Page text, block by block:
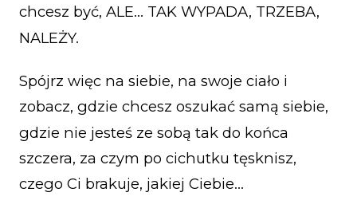
chcesz być, ALE… TAK WYPADA, TRZEBA,
NALEŻY.
Spójrz więc na siebie, na swoje ciało i
zobacz, gdzie chcesz oszukać samą siebie,
gdzie nie jesteś ze sobą tak do końca
szczera, za czym po cichutku tęsknisz,
czego Ci brakuje, jakiej Ciebie…